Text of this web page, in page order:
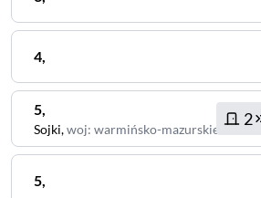
4,
5,
Sojki,woj: warmińsko-mazurskie
2
5,